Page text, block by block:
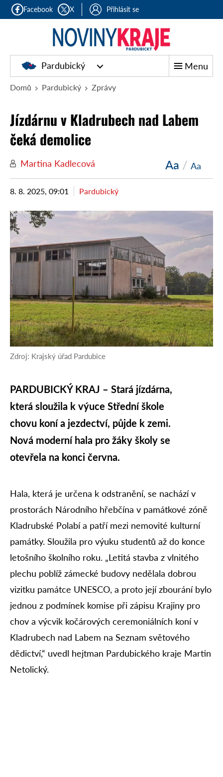
Facebook X Přihlásit se
Pardubický Menu
Domů Pardubický Zprávy
Jízdárnu v Kladrubech nad Labem
čeká demolice
Martina Kadlecová Aa / Aa
8. 8. 2025, 09:01 Pardubický
Zdroj: Krajský úřad Pardubice
PARDUBICKÝ KRAJ – Stará jízdárna,
která sloužila k výuce Střední škole
chovu koní a jezdectví, půjde k zemi.
Nová moderní hala pro žáky školy se
otevřela na konci června.
Hala, která je určena k odstranění, se nachází v
prostorách Národního hřebčína v památkové zóně
Kladrubské Polabí a patří mezi nemovité kulturní
památky. Sloužila pro výuku studentů až do konce
letošního školního roku. „Letitá stavba z vlnitého
plechu poblíž zámecké budovy nedělala dobrou
vizitku památce UNESCO, a proto její zbourání bylo
jednou z podmínek komise při zápisu Krajiny pro
chov a výcvik kočárových ceremoniálních koní v
Kladrubech nad Labem na Seznam světového
dědictví,“ uvedl hejtman Pardubického kraje Martin
Netolický.